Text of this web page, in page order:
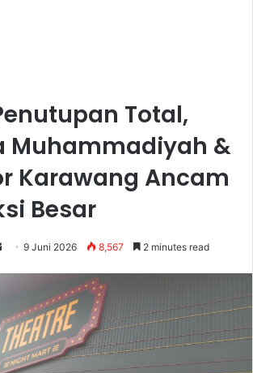
Total,
Muhammadiyah &
Karawang Ancam
Besar
Send9 Juni 2026 8,567 2 minutes read